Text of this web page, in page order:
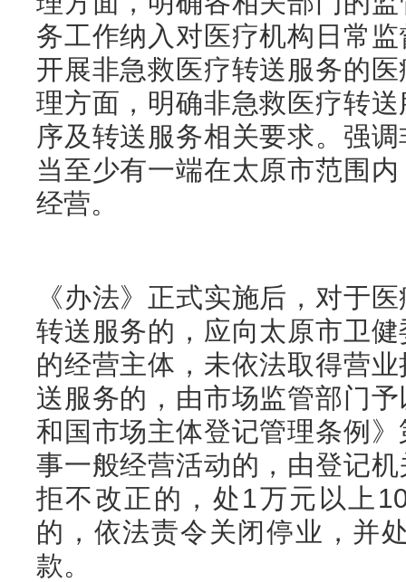
务工作纳入对医疗机构日常
开展非急救医疗转送服务的
理方面，明确非急救医疗转
序及转送服务相关要求。强
当至少有一端在太原市范围
经营。
《办法》正式实施后，对于
转送服务的，应向太原市卫
的经营主体，未依法取得营
送服务的，由市场监管部门
和国市场主体登记管理条例
事一般经营活动的，由登记
拒不改正的，处1万元以上
的，依法责令关闭停业，并
款。